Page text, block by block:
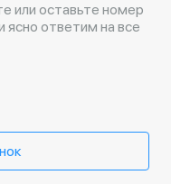
или оставьте номер
ясно ответим на все